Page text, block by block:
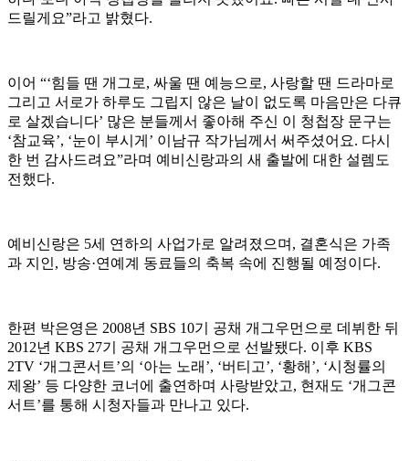
드릴게요”라고 밝혔다.
이어 “‘힘들 땐 개그로, 싸울 땐 예능으로, 사랑할 땐 드라마로
그리고 서로가 하루도 그립지 않은 날이 없도록 마음만은 다큐
로 살겠습니다’ 많은 분들께서 좋아해 주신 이 청첩장 문구는
‘참교육’, ‘눈이 부시게’ 이남규 작가님께서 써주셨어요. 다시
한 번 감사드려요”라며 예비신랑과의 새 출발에 대한 설렘도
전했다.
예비신랑은 5세 연하의 사업가로 알려졌으며, 결혼식은 가족
과 지인, 방송·연예계 동료들의 축복 속에 진행될 예정이다.
한편 박은영은 2008년 SBS 10기 공채 개그우먼으로 데뷔한 뒤
2012년 KBS 27기 공채 개그우먼으로 선발됐다. 이후 KBS
2TV ‘개그콘서트’의 ‘아는 노래’, ‘버티고’, ‘황해’, ‘시청률의
제왕’ 등 다양한 코너에 출연하며 사랑받았고, 현재도 ‘개그콘
서트’를 통해 시청자들과 만나고 있다.